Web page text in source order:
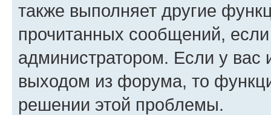
также выполняет другие
прочитанных сообщений,
администратором. Если у
выходом из форума, то
решении этой проблемы.